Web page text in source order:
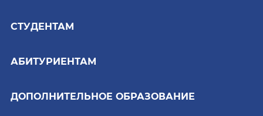
СТУДЕНТАМ
АБИТУРИЕНТАМ
ДОПОЛНИТЕЛЬНОЕ ОБРАЗОВАНИЕ